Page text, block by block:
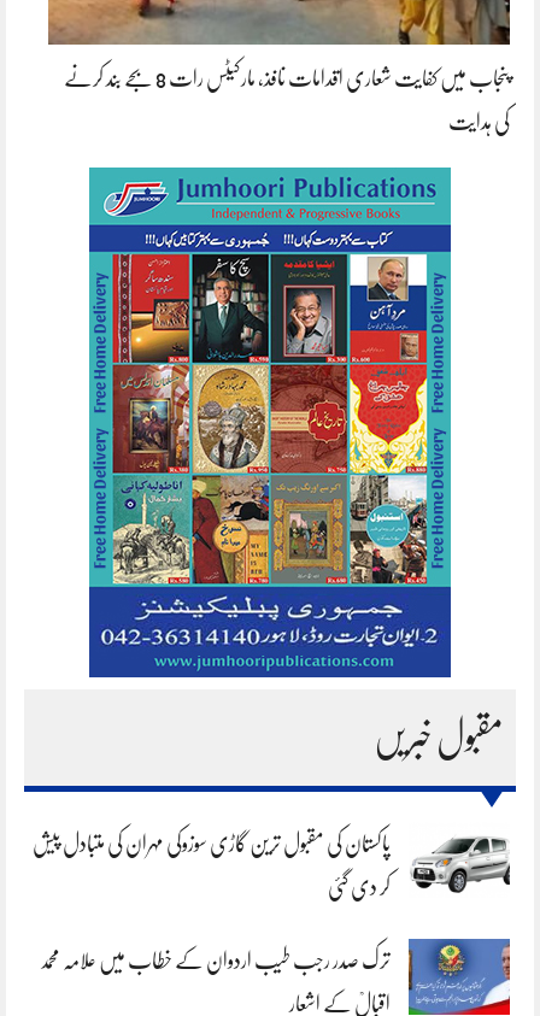
پنجاب میں کفایت شعاری اقدامات نافذ، مارکیٹس رات 8 بجے بند کرنے
کی ہدایت
مقبول خبریں
پاکستان کی مقبول ترین گاڑی سوزوکی مہران کی متبادل پیش
کر دی گئی
ترک صدر رجب طیب اردوان کے خطاب میں علامہ محمد
اقبالؒ کے اشعار